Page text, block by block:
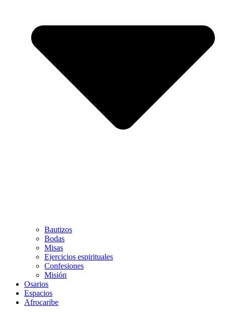
Bautizos
Bodas
Misas
Ejercicios espirituales
Confesiones
Misión
Osarios
Espacios
Afrocaribe